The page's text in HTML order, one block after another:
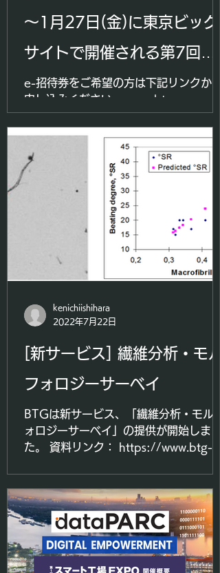
～1月27日(金)に東京ビッグ
サイトで開催される第7回
IoT/AI/FAによる製造革新展
「スマート工場EXPO」に出
e-招待券をご希望の方は下記リンクから
申し込みください。 www.btg-
japan.com/smartfactoryexpo
[新サービス] 繊維分析・モル
フォロジーサーベイ
BTGは新サービス、「繊維分析・モルフ
ォロジーサーベイ」の提供が開始しまし
た。 資料リンク： https://www.btg-
f
kenichiishihara
2022年7月22日